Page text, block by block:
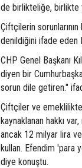
de birlikteliğe, birlikte
Çiftçilerin
denildiğini ifade eden
CHP Genel Başkanı
diyen bir
sorun dile getiren."
Çiftçiler ve emeklilikte
kaynaklanan hakkı
ancak 12 milyar lira
kullan. Efendim 'para
diye konuştu.